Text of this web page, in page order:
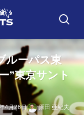
ルーパス東
”東京サント
4月26日 原田 亜紀夫